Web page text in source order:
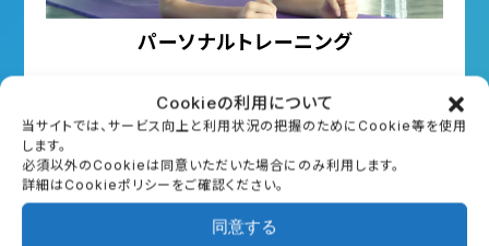
Cookieの利用について
当サイトでは、サービス向上と利用状況の把握のためにCookie等を使用
します。
必須以外のCookieは同意いただいた場合にのみ利用します。
詳細はCookieポリシーをご確認ください。
同意する
パーソナルトレーニング
詳細はこちら
予約する